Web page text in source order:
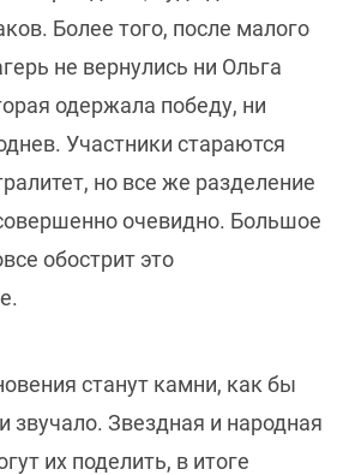
Более того, после малого
не вернулись ни Ольга
одержала победу, ни
Участники стараются
но все же разделение
очевидно. Большое
обострит это
станут камни, как бы
звучало. Звездная и народная
их поделить, в итоге